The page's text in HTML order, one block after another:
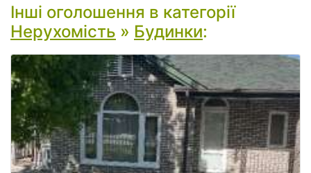
Інші оголошення в категорії
Нерухомість » Будинки: